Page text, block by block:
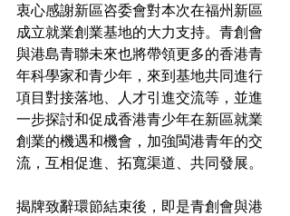
衷心感謝新區咨委會對本次在福州新區
成立就業創業基地的大力支持。青創會
與港島青聯未來也將帶領更多的香港青
年科學家和青少年，來到基地共同進行
項目對接落地、人才引進交流等，並進
一步探討和促成香港青少年在新區就業
創業的機遇和機會，加強閩港青年的交
流，互相促進、拓寬渠道、共同發展。
揭牌致辭環節結束後，即是青創會與港